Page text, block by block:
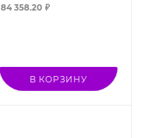
84 358.20 ₽
В КОРЗИНУ